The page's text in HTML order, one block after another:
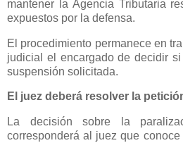
mantener la Agencia Tributaria
expuestos por la defensa.
El procedimiento permanece en
judicial el encargado de decidir
suspensión solicitada.
El juez deberá resolver la
La decisión sobre la
corresponderá al juez que